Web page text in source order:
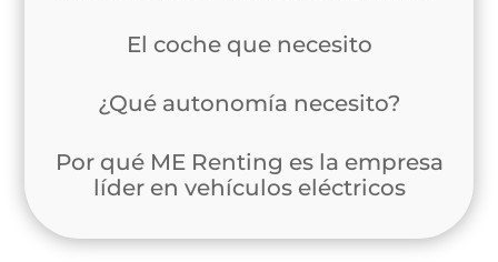
El coche que necesito
¿Qué autonomía necesito?
Por qué ME Renting es la empresa
líder en vehículos eléctricos